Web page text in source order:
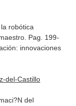
robótica
Pag. 199-
innovaciones
del-Castillo
del